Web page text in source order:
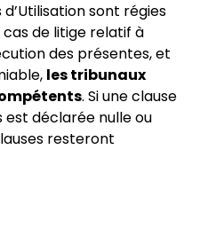
sont régies
cas de litige relatif à
des présentes, et
les tribunaux
. Si une clause
déclarée nulle ou
resteront